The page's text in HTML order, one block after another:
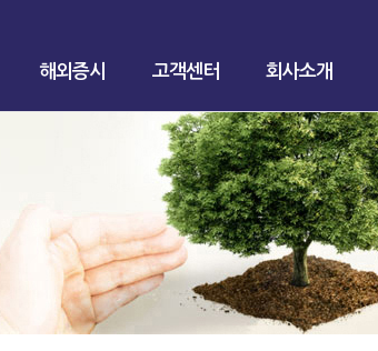
해외증시 고객센터 회사소개